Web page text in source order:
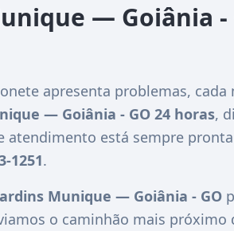
— Goiânia
apresenta problemas,
— Goiânia - GO 24 horas,
atendimento está sempre
1251.
Munique — Goiânia - GO
o caminhão mais próximo